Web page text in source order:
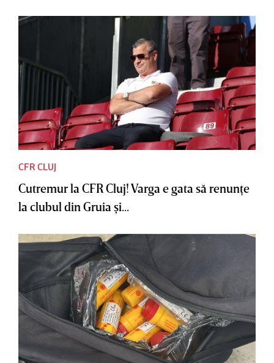
CFR CLUJ
Cutremur la CFR Cluj! Varga e gata să renunţe
la clubul din Gruia şi...